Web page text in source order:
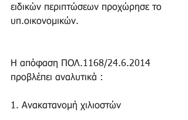
ειδικών περιπτώσεων προχώρησε το
υπ.οικονομικών.
Η απόφαση ΠΟΛ.1168/24.6.2014
προβλέπει αναλυτικά :
1. Ανακατανομή χιλιοστών